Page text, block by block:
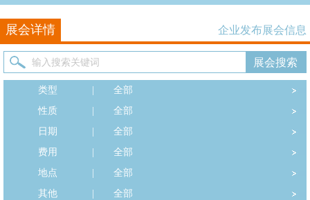
展会详情 企业发布展会信息
类型
全部
性质
全部
日期
全部
费用
全部
地点
全部
其他
全部